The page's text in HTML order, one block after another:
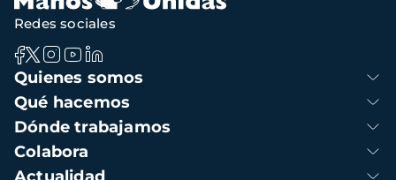
Navegación
principal
Quienes somos
Qué hacemos
Dónde trabajamos
Colabora
Redes sociales